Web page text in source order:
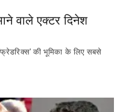
वाले एक्टर दिनेश
की भूमिका के लिए सबसे